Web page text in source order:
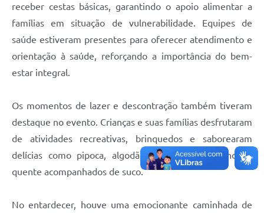
receber cestas básicas, garantindo o apoio alimentar a
famílias em situação de vulnerabilidade. Equipes de
saúde estiveram presentes para oferecer atendimento e
orientação à saúde, reforçando a importância do bem-
estar integral.
Os momentos de lazer e descontração também tiveram
destaque no evento. Crianças e suas famílias desfrutaram
de atividades recreativas, brinquedos e saborearam
delícias como pipoca, algodão doce, bolo e cachorro-
quente acompanhados de suco.
No entardecer, houve uma emocionante caminhada de